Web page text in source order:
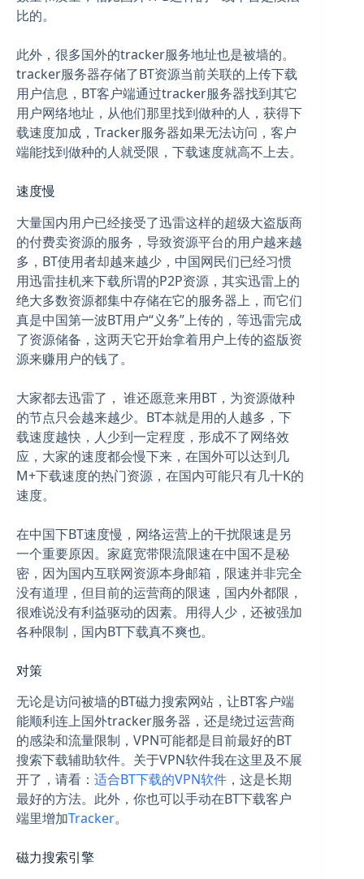
比的。
此外，很多国外的tracker服务地址也是被墙的。
tracker服务器存储了BT资源当前关联的上传下载
用户信息，BT客户端通过tracker服务器找到其它
用户网络地址，从他们那里找到做种的人，获得下
载速度加成，Tracker服务器如果无法访问，客户
端能找到做种的人就受限，下载速度就高不上去。
速度慢
大量国内用户已经接受了迅雷这样的超级大盗版商
的付费卖资源的服务，导致资源平台的用户越来越
多，BT使用者却越来越少，中国网民们已经习惯
用迅雷挂机来下载所谓的P2P资源，其实迅雷上的
绝大多数资源都集中存储在它的服务器上，而它们
真是中国第一波BT用户“义务”上传的，等迅雷完成
了资源储备，这两天它开始拿着用户上传的盗版资
源来赚用户的钱了。
大家都去迅雷了， 谁还愿意来用BT，为资源做种
的节点只会越来越少。BT本就是用的人越多，下
载速度越快，人少到一定程度，形成不了网络效
应，大家的速度都会慢下来，在国外可以达到几
M+下载速度的热门资源，在国内可能只有几十K的
速度。
在中国下BT速度慢，网络运营上的干扰限速是另
一个重要原因。家庭宽带限流限速在中国不是秘
密，因为国内互联网资源本身邮箱，限速并非完全
没有道理，但目前的运营商的限速，国内外都限，
很难说没有利益驱动的因素。用得人少，还被强加
各种限制，国内BT下载真不爽也。
对策
无论是访问被墙的BT磁力搜索网站，让BT客户端
能顺利连上国外tracker服务器，还是绕过运营商
的感染和流量限制，VPN可能都是目前最好的BT
搜索下载辅助软件。关于VPN软件我在这里及不展
开了，请看： 适合BT下载的VPN软件 ，这是长期
最好的方法。此外，你也可以手动在BT下载客户
端里增加Tracker。
磁力搜索引擎